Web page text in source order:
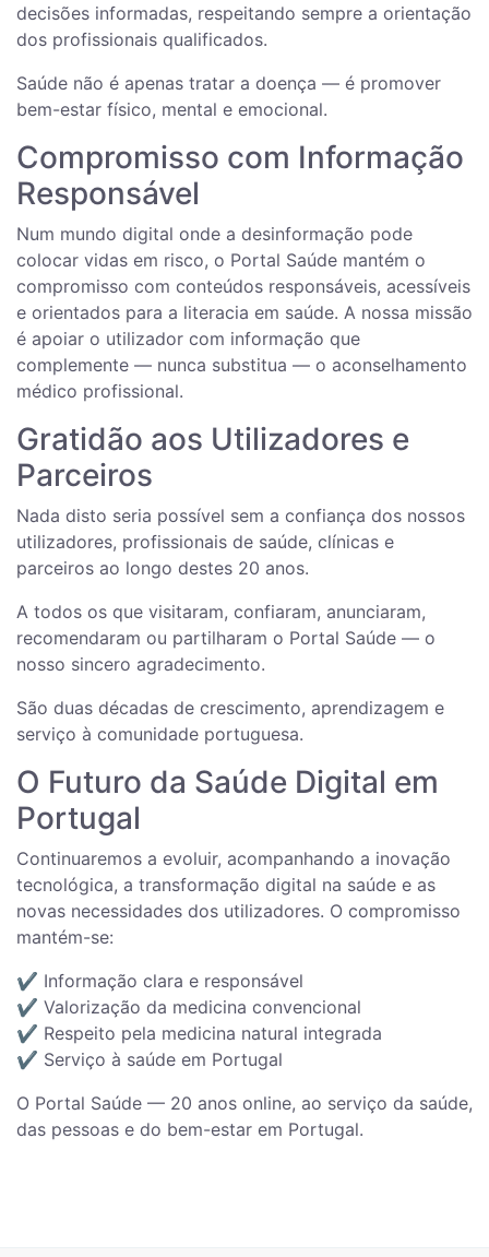
decisões informadas, respeitando sempre a orientação
dos profissionais qualificados.
Saúde não é apenas tratar a doença — é promover
bem-estar físico, mental e emocional.
Compromisso com Informação
Responsável
Num mundo digital onde a desinformação pode
colocar vidas em risco, o Portal Saúde mantém o
compromisso com conteúdos responsáveis, acessíveis
e orientados para a literacia em saúde. A nossa missão
é apoiar o utilizador com informação que
complemente — nunca substitua — o aconselhamento
médico profissional.
Gratidão aos Utilizadores e
Parceiros
Nada disto seria possível sem a confiança dos nossos
utilizadores, profissionais de saúde, clínicas e
parceiros ao longo destes 20 anos.
A todos os que visitaram, confiaram, anunciaram,
recomendaram ou partilharam o Portal Saúde — o
nosso sincero agradecimento.
São duas décadas de crescimento, aprendizagem e
serviço à comunidade portuguesa.
O Futuro da Saúde Digital em
Portugal
Continuaremos a evoluir, acompanhando a inovação
tecnológica, a transformação digital na saúde e as
novas necessidades dos utilizadores. O compromisso
mantém-se:
✔️ Informação clara e responsável
✔️ Valorização da medicina convencional
✔️ Respeito pela medicina natural integrada
✔️ Serviço à saúde em Portugal
O Portal Saúde — 20 anos online, ao serviço da saúde,
das pessoas e do bem-estar em Portugal.